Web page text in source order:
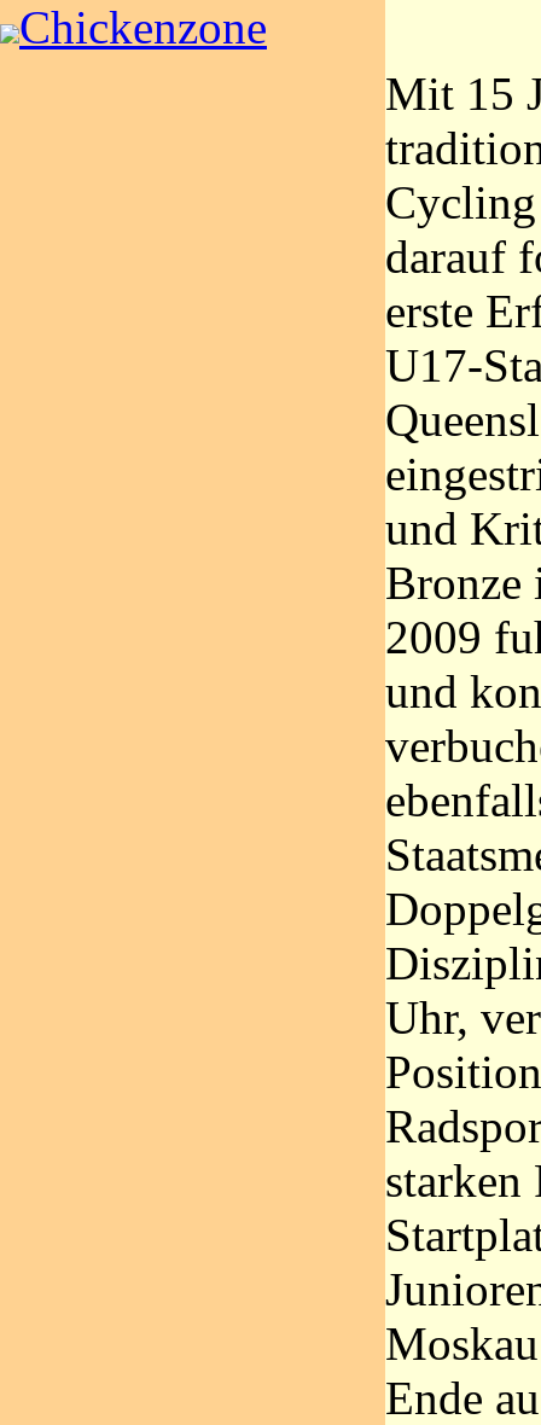
Chickenzone
Mit 15
darauf
erste
U17-
und
Bronze
2009
und
Uhr,
starken
Ende